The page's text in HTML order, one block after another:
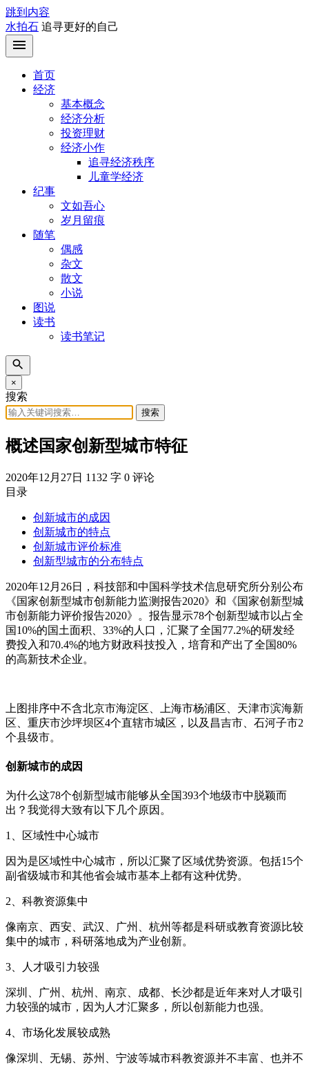
跳到内容
水拍石 追寻更好的自己
首页
经济
基本概念
经济分析
投资理财
经济小作
追寻经济秩序
儿童学经济
纪事
文如吾心
岁月留痕
随笔
偶感
杂文
散文
小说
图说
读书
读书笔记
×
搜索
搜索
概述国家创新型城市特征
2020年12月27日 1132 字 0 评论
目录
创新城市的成因
创新城市的特点
创新城市评价标准
创新型城市的分布特点
2020年12月26日，科技部和中国科学技术信息研究所分别公布
《国家创新型城市创新能力监测报告2020》和《国家创新型城
市创新能力评价报告2020》。报告显示78个创新型城市以占全
国10%的国土面积、33%的人口，汇聚了全国77.2%的研发经
费投入和70.4%的地方财政科技投入，培育和产出了全国80%
的高新技术企业。
上图排序中不含北京市海淀区、上海市杨浦区、天津市滨海新
区、重庆市沙坪坝区4个直辖市城区，以及昌吉市、石河子市2
个县级市。
创新城市的成因
为什么这78个创新型城市能够从全国393个地级市中脱颖而
出？我觉得大致有以下几个原因。
1、区域性中心城市
因为是区域性中心城市，所以汇聚了区域优势资源。包括15个
副省级城市和其他省会城市基本上都有这种优势。
2、科教资源集中
像南京、西安、武汉、广州、杭州等都是科研或教育资源比较
集中的城市，科研落地成为产业创新。
3、人才吸引力较强
深圳、广州、杭州、南京、成都、长沙都是近年来对人才吸引
力较强的城市，因为人才汇聚多，所以创新能力也强。
4、市场化发展较成熟
像深圳、无锡、苏州、宁波等城市科教资源并不丰富、也并不